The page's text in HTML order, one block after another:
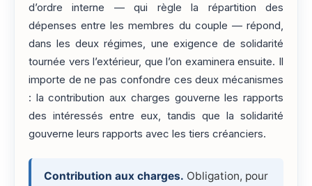
d’ordre interne — qui règle la répartition des
dépenses entre les membres du couple — répond,
dans les deux régimes, une exigence de solidarité
tournée vers l’extérieur, que l’on examinera ensuite. Il
importe de ne pas confondre ces deux mécanismes
: la contribution aux charges gouverne les rapports
des intéressés entre eux, tandis que la solidarité
gouverne leurs rapports avec les tiers créanciers.
Contribution aux charges. Obligation, pour